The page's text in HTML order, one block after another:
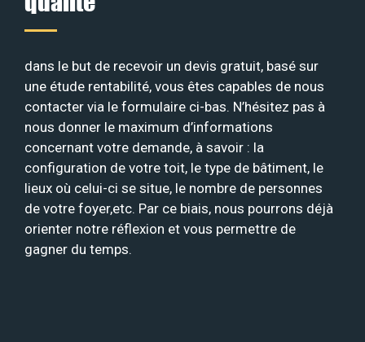
dans le but de recevoir un devis gratuit, basé sur
une étude rentabilité, vous êtes capables de nous
contacter via le formulaire ci-bas. N’hésitez pas à
nous donner le maximum d’informations
concernant votre demande, à savoir : la
configuration de votre toit, le type de bâtiment, le
lieux où celui-ci se situe, le nombre de personnes
de votre foyer,etc. Par ce biais, nous pourrons déjà
orienter notre réflexion et vous permettre de
gagner du temps.